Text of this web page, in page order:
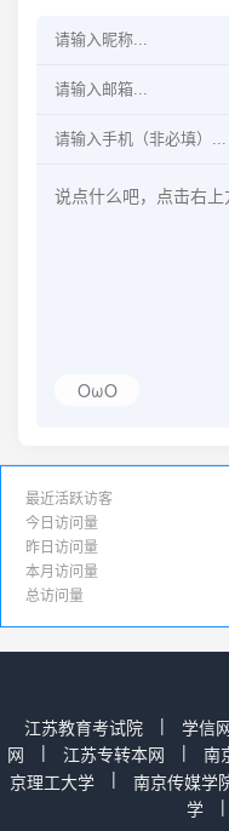
OωO
最近活跃访客
今日访问量
昨日访问量
本月访问量
总访问量
江苏教育考试院 | 学信
网
| 江苏专转本网 | 南
京理工大学
| 南京传媒学
学
|